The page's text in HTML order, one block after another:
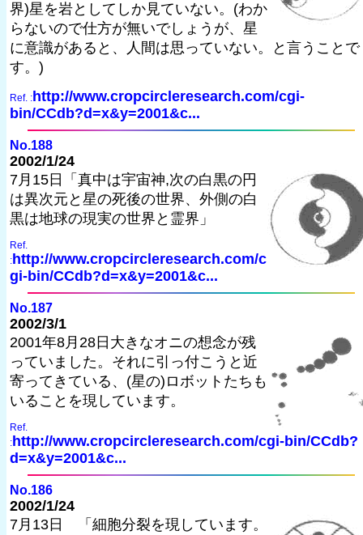
界)星を岩としてしか見ていない。(わか
らないので仕方が無いでしょうが、星
に意識があると、人間は思っていない。と言うことで
す。)
Ref. : http://www.cropcircleresearch.com/cgi-
bin/CCdb?d=x&y=2001&c...
No.188
2002/1/24
7月15日「真中は宇宙神,次の白黒の円
は異次元と星の死後の世界、外側の白
黒は地球の現実の世界と霊界」
Ref.
: http://www.cropcircleresearch.com/c
gi-bin/CCdb?d=x&y=2001&c...
No.187
2002/3/1
2001年8月28日大きなオニの想念が残
っていました。それに引っ付こうと近
寄ってきている、(星の)ロボットたちも
いることを現しています。
Ref.
: http://www.cropcircleresearch.com/cgi-bin/CCdb?
d=x&y=2001&c...
No.186
2002/1/24
7月13日 「細胞分裂を現しています。